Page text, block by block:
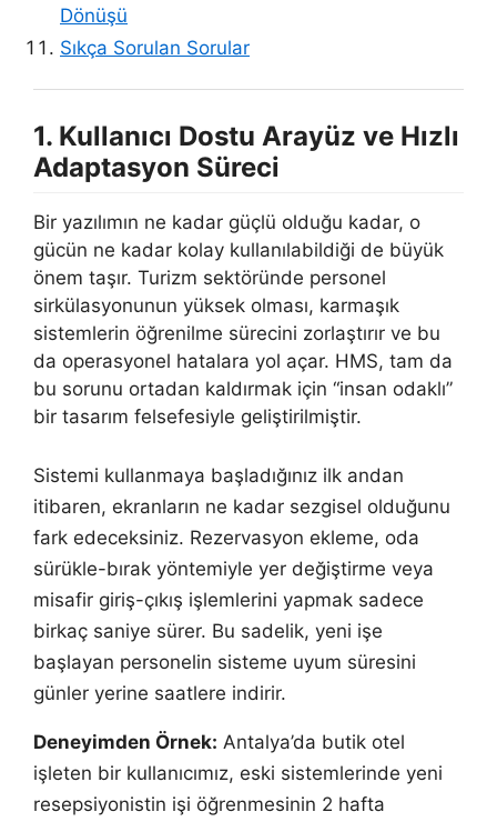
Dönüşü
Sıkça Sorulan Sorular
1. Kullanıcı Dostu Arayüz ve Hızlı
Adaptasyon Süreci
Bir yazılımın ne kadar güçlü olduğu kadar, o
gücün ne kadar kolay kullanılabildiği de büyük
önem taşır. Turizm sektöründe personel
sirkülasyonunun yüksek olması, karmaşık
sistemlerin öğrenilme sürecini zorlaştırır ve bu
da operasyonel hatalara yol açar. HMS, tam da
bu sorunu ortadan kaldırmak için “insan odaklı”
bir tasarım felsefesiyle geliştirilmiştir.
Sistemi kullanmaya başladığınız ilk andan
itibaren, ekranların ne kadar sezgisel olduğunu
fark edeceksiniz. Rezervasyon ekleme, oda
sürükle-bırak yöntemiyle yer değiştirme veya
misafir giriş-çıkış işlemlerini yapmak sadece
birkaç saniye sürer. Bu sadelik, yeni işe
başlayan personelin sisteme uyum süresini
günler yerine saatlere indirir.
Deneyimden Örnek: Antalya’da butik otel
işleten bir kullanıcımız, eski sistemlerinde yeni
resepsiyonistin işi öğrenmesinin 2 hafta